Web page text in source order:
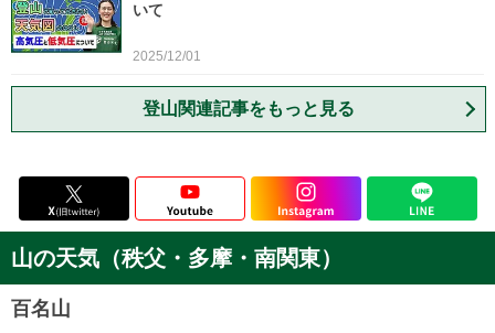
いて
2025/12/01
登山関連記事をもっと見る
山の天気（秩父・多摩・南関東）
百名山